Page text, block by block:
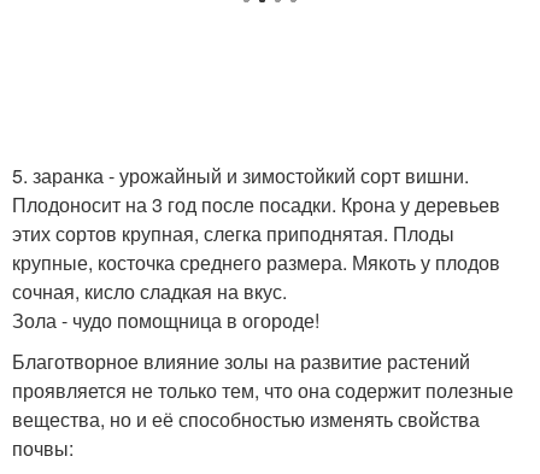
5. заранка - урожайный и зимостойкий сорт вишни.
Плодоносит на 3 год после посадки. Крона у деревьев
этих сортов крупная, слегка приподнятая. Плоды
крупные, косточка среднего размера. Мякоть у плодов
сочная, кисло сладкая на вкус.
Зола - чудо помощница в огороде!
Благотворное влияние золы на развитие растений
проявляется не только тем, что она содержит полезные
вещества, но и её способностью изменять свойства
почвы: